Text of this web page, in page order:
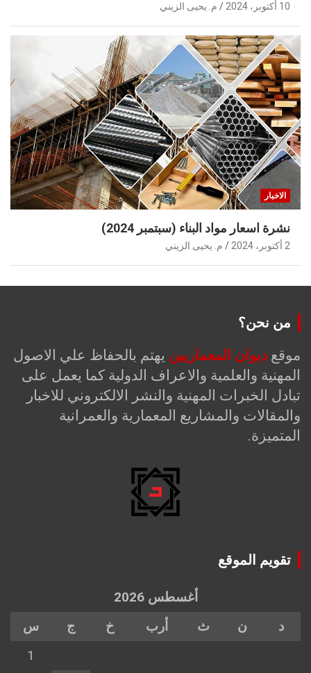
10 أكتوبر، 2024 م. يحيى الزيني
الاخبار
نشرة اسعار مواد البناء (سبتمبر 2024)
2 أكتوبر، 2024 م. يحيى الزيني
من نحن؟
موقع ديوان المعماريين يهتم بالحفاظ علي الاصول
المهنية والعلمية والاعراف الدولية كما يعمل على
تبادل الخبرات المهنية والنشر الالكتروني للاخبار
والمقالات والمشاريع المعمارية والعمرانية
المتميزة.
تقويم الموقع
أغسطس 2026
د
ن ث أرب خ ج
س
1